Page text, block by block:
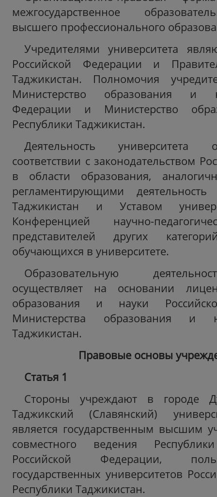
межгосударственное
высшего профессионального
Учредителями университета
Российской Федерации и
Таджикистан. Полномочия
Министерство образования и
Федерации и Министерство
Республики Таджикистан.
Деятельность университета
соответствии с законодательством
в области образования,
регламентирующими
Таджикистан и Уставом
Конференцией научно-
представителей других
обучающихся в университете.
Образовательную
осуществляет на основании
образования и науки
Министерства образования и
Таджикистан.
Правовые основы
Статья 1
Стороны учреждают в городе
Таджикский (Славянский)
является государственным высшим
совместного ведения
Российской Федерации,
государственных университетов
Республики Таджикистан.